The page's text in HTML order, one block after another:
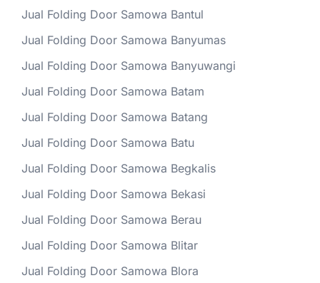
Jual Folding Door Samowa Bantul
Jual Folding Door Samowa Banyumas
Jual Folding Door Samowa Banyuwangi
Jual Folding Door Samowa Batam
Jual Folding Door Samowa Batang
Jual Folding Door Samowa Batu
Jual Folding Door Samowa Begkalis
Jual Folding Door Samowa Bekasi
Jual Folding Door Samowa Berau
Jual Folding Door Samowa Blitar
Jual Folding Door Samowa Blora